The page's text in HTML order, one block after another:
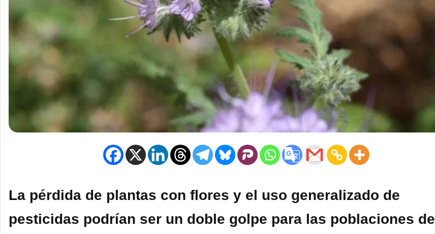
La pérdida de plantas con flores y el uso generalizado de
pesticidas podrían ser un doble golpe para las poblaciones de